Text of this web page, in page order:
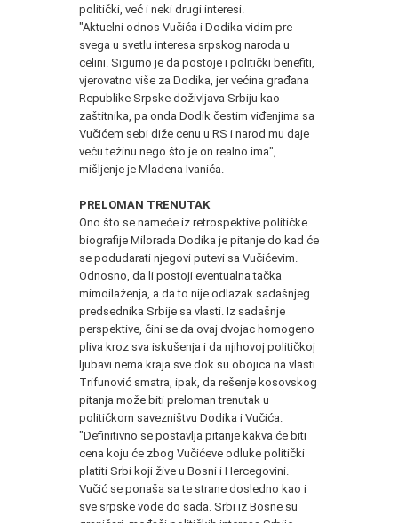
politički, već i neki drugi interesi.
"Aktuelni odnos Vučića i Dodika vidim pre
svega u svetlu interesa srpskog naroda u
celini. Sigurno je da postoje i politički benefiti,
vjerovatno više za Dodika, jer većina građana
Republike Srpske doživljava Srbiju kao
zaštitnika, pa onda Dodik čestim viđenjima sa
Vučićem sebi diže cenu u RS i narod mu daje
veću težinu nego što je on realno ima",
mišljenje je Mladena Ivanića.
PRELOMAN TRENUTAK
Ono što se nameće iz retrospektive političke
biografije Milorada Dodika je pitanje do kad će
se podudarati njegovi putevi sa Vučićevim.
Odnosno, da li postoji eventualna tačka
mimoilaženja, a da to nije odlazak sadašnjeg
predsednika Srbije sa vlasti. Iz sadašnje
perspektive, čini se da ovaj dvojac homogeno
pliva kroz sva iskušenja i da njihovoj političkoj
ljubavi nema kraja sve dok su obojica na vlasti.
Trifunović smatra, ipak, da rešenje kosovskog
pitanja može biti preloman trenutak u
političkom savezništvu Dodika i Vučića:
"Definitivno se postavlja pitanje kakva će biti
cena koju će zbog Vučićeve odluke politički
platiti Srbi koji žive u Bosni i Hercegovini.
Vučić se ponaša sa te strane dosledno kao i
sve srpske vođe do sada. Srbi iz Bosne su